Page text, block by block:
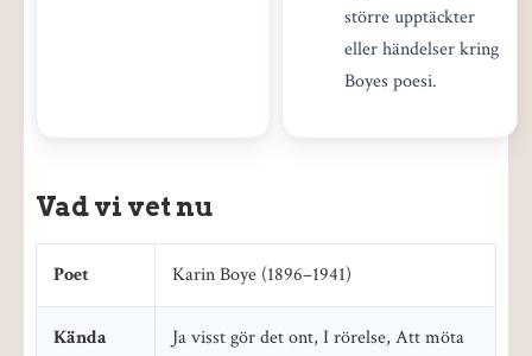
större upptäckter
eller händelser kring
Boyes poesi.
Vad vi vet nu
Poet Karin Boye (1896–1941)
Kända
Ja visst gör det ont, I rörelse, Att möta